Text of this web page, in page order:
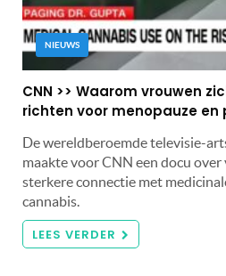
NIEUWS
CNN >> Waarom vrouwen
richten voor menopauze en
De wereldberoemde televisie-
maakte voor CNN een docu
sterkere connectie met
cannabis.
LEES VERDER